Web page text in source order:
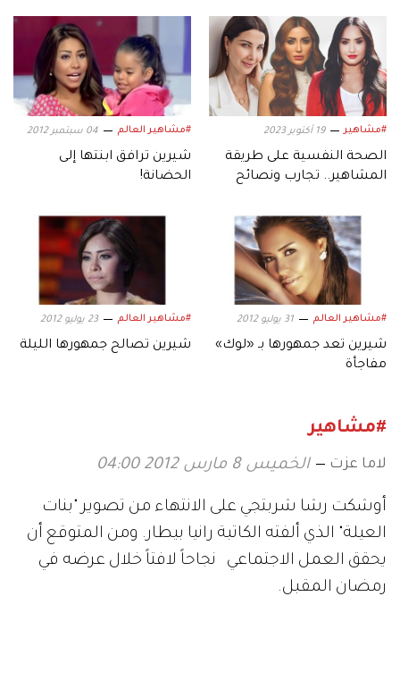
#مشاهير 19 أكتوبر 2023
الصحة النفسية على طريقة
المشاهير.. تجارب ونصائح
#مشاهير العالم 04 سبتمبر 2012
شيرين ترافق ابنتها إلى
الحضانة!
#مشاهير العالم 31 يوليو 2012
شيرين تعد جمهورها بـ «لوك»
مفاجأة
#مشاهير العالم 23 يوليو 2012
شيرين تصالح جمهورها الليلة
#مشاهير
لاما عزت الخميس 8 مارس 2012 04:00
أوشكت رشا شربتجي على الانتهاء من تصوير "بنات
العيلة" الذي ألفته الكاتبة رانيا بيطار. ومن المتوقع أن
يحقق العمل الاجتماعي نجاحاً لافتاً خلال عرضه في
رمضان المقبل.